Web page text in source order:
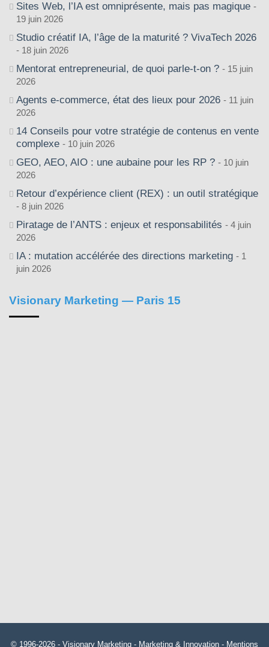
Sites Web, l’IA est omniprésente, mais pas magique
19 juin 2026
Studio créatif IA, l’âge de la maturité ? VivaTech 2026
18 juin 2026
Mentorat entrepreneurial, de quoi parle-t-on ?
15 juin
2026
Agents e-commerce, état des lieux pour 2026
11 juin
2026
14 Conseils pour votre stratégie de contenus en vente
complexe
10 juin 2026
GEO, AEO, AIO : une aubaine pour les RP ?
10 juin
2026
Retour d’expérience client (REX) : un outil stratégique
8 juin 2026
Piratage de l’ANTS : enjeux et responsabilités
4 juin
2026
IA : mutation accélérée des directions marketing
1
juin 2026
Visionary Marketing — Paris 15
© 1996-2026 - Visionary Marketing - Marketing & Innovation - Mentions